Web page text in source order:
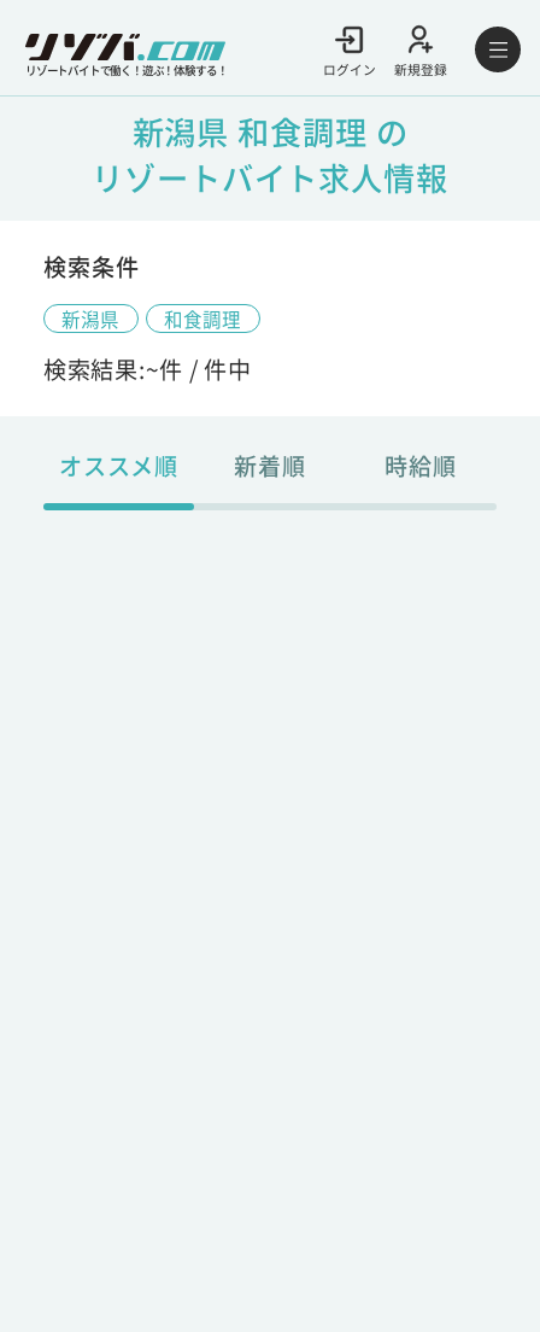
リゾートバイトで働く！遊ぶ！体験する！ ログイン 新規登録
新潟県 和食調理 の
リゾートバイト求人情報
検索条件
新潟県 和食調理
検索結果:~件 /件中
オススメ順 新着順 時給順